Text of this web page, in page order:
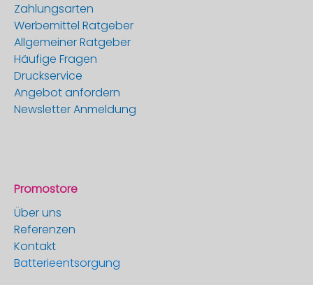
Zahlungsarten
Werbemittel Ratgeber
Allgemeiner Ratgeber
Häufige Fragen
Druckservice
Angebot anfordern
Newsletter Anmeldung
Promostore
Über uns
Referenzen
Kontakt
Batterieentsorgung